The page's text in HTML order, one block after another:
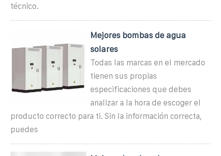
técnico.
Mejores bombas de agua
solares
Todas las marcas en el mercado
tienen sus propias
especificaciones que debes
analizar a la hora de escoger el
producto correcto para ti. Sin la información correcta,
puedes